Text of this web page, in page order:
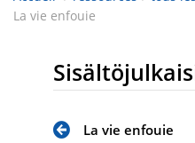
La vie enfouie
La vie enfouie